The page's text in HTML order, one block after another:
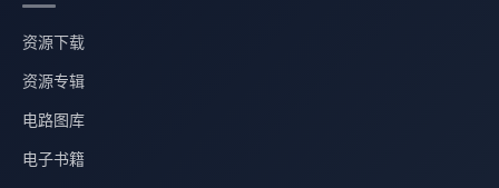
资源下载
资源专辑
电路图库
电子书籍